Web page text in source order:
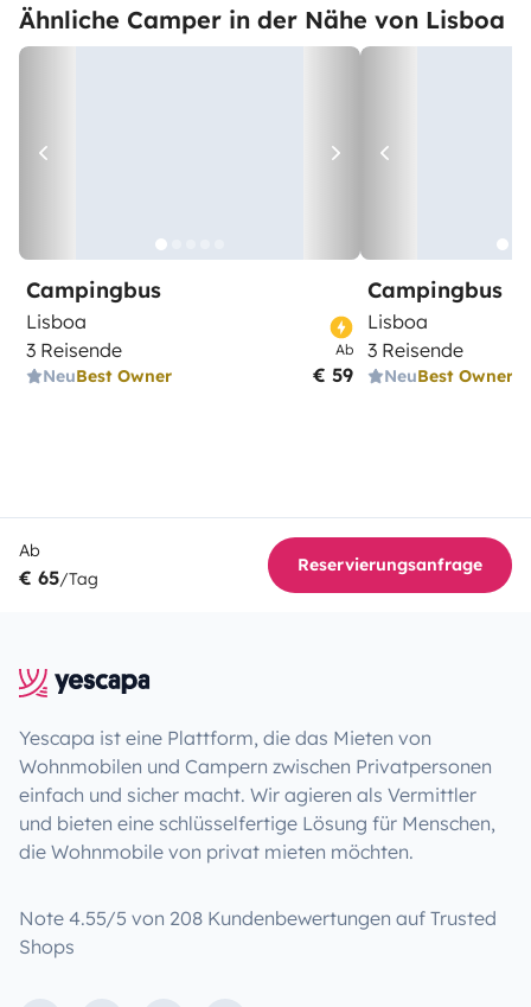
Ähnliche Camper in der Nähe von Lisboa
Campingbus
Lisboa
3 Reisende
NeuBest Owner
Ab
€ 59
Campingbus
Lisboa
3 Reisende
NeuBest Owner
Ab
€ 65/Tag
Reservierungsanfrage
Yescapa ist eine Plattform, die das Mieten von
Wohnmobilen und Campern zwischen Privatpersonen
einfach und sicher macht. Wir agieren als Vermittler
und bieten eine schlüsselfertige Lösung für Menschen,
die Wohnmobile von privat mieten möchten.
Note 4.55/5 von 208 Kundenbewertungen auf Trusted
Shops